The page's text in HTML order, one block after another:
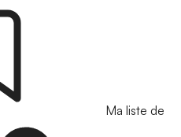
Ma liste de